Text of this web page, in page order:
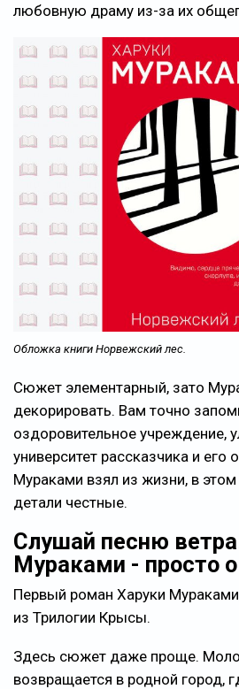
любовную драму из-за их
Обложка книги Норвежский лес.
Сюжет элементарный, зато
декорировать. Вам точно
оздоровительное учреждение,
университет рассказчика и его
Мураками взял из жизни, в
детали честные.
Слушай песню
Мураками - просто
Первый роман Харуки
из Трилогии Крысы.
Здесь сюжет даже проще.
возвращается в родной город,